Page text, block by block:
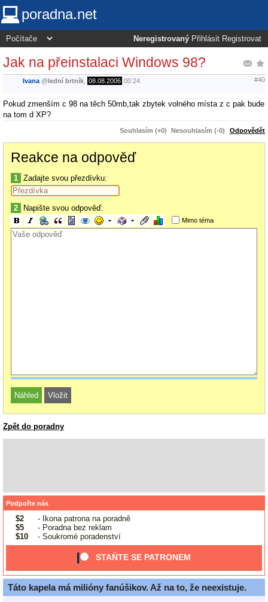
poradna.net
Neregistrovaný Přihlásit Registrovat
Jak na přeinstalaci Windows 98?
Ivana @lední brtník 08.08.2006 00:24 #40
Pokud zmenším c 98 na těch 50mb,tak zbytek volného místa z c pak bude
na tom d XP?
Souhlasím (+0) Nesouhlasím (-0) Odpovědět
Reakce na odpověď
1 Zadajte svou přezdívku:
2 Napište svou odpověď:
Mimo téma
Zpět do poradny
Podpořte nás
$2
- Ikona patrona na poradně
$5
- Poradna bez reklam
$10
- Soukromé poradenství
STAŇTE SE PATRONEM
Táto kapela má milióny fanúšikov. Až na to, že neexistuje.